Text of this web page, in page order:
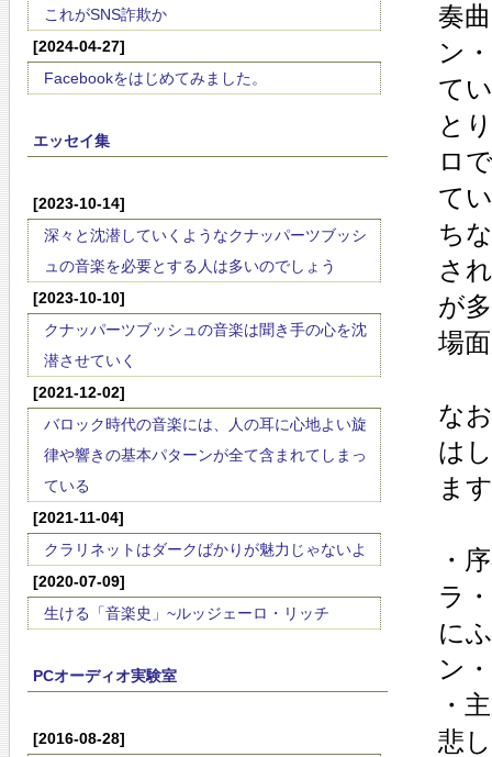
これがSNS詐欺か
[2024-04-27]
Facebookをはじめてみました。
エッセイ集
[2023-10-14]
深々と沈潜していくようなクナッパーツブッシ
ュの音楽を必要とする人は多いのでしょう
[2023-10-10]
クナッパーツブッシュの音楽は聞き手の心を沈
潜させていく
[2021-12-02]
バロック時代の音楽には、人の耳に心地よい旋
律や響きの基本パターンが全て含まれてしまっ
ている
[2021-11-04]
クラリネットはダークばかりが魅力じゃないよ
[2020-07-09]
生ける「音楽史」~ルッジェーロ・リッチ
PCオーディオ実験室
[2016-08-28]
奏
ン
て
と
ロ
て
ち
さ
が
場
な
は
ま
・
ラ
に
ン
・
悲